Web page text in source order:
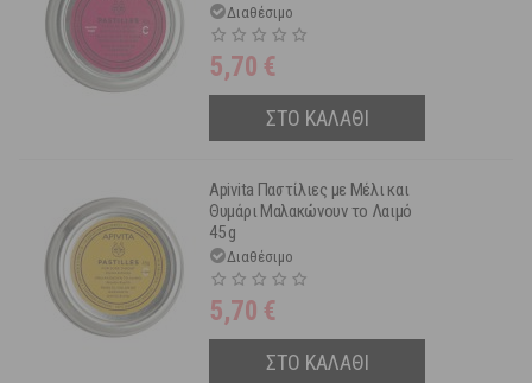
Διαθέσιμο
5,70 €
ΣΤΟ ΚΑΛΑΘΙ
Apivita Παστίλιες με Μέλι και
Θυμάρι Μαλακώνουν το Λαιμό
45 g
Διαθέσιμο
5,70 €
ΣΤΟ ΚΑΛΑΘΙ